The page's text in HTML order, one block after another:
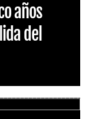
años
del